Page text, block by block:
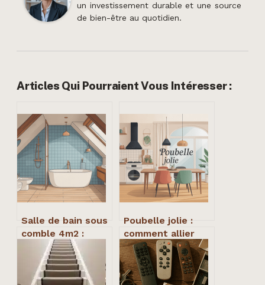
un investissement durable et une source
de bien-être au quotidien.
Articles Qui Pourraient Vous Intéresser :
Salle de bain sous
comble 4m2 :
idées, plans et
erreurs à éviter
Poubelle jolie :
comment allier
design, praticité
et décoration